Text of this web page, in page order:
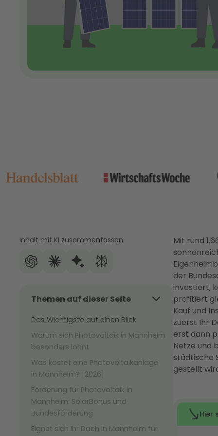
Inhalt mit KI zusammenfassen
Themen auf dieser Seite
Das Wichtigste auf einen Blick
Warum sich Photovoltaik in Mannheim
besonders lohnt
Was kostet eine Photovoltaikanlage
in Mannheim? [2026]
Förderung für Photovoltaik in
Mannheim: SolarBonus und
Bundesförderung
Eignet sich Ihr Dach in Mannheim für
Mit rund
der
investiert,
profitiert
Kauf und
zuerst Ihr
erst dann
Netze und
städtische
gestellt